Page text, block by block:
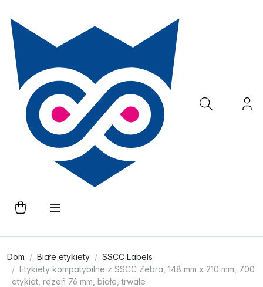
Dom Białe etykiety
SSCC Labels
Etykiety kompatybilne z SSCC Zebra, 148 mm x 210 mm, 700
etykiet, rdzeń 76 mm, białe, trwałe